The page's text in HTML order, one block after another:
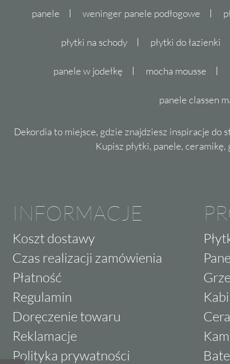
panele weninger panele podłogowe
płytki na schody płytki do łazienki
panele w jodełkę mocha mousse
panele classen
Dekordia to miejsce, gdzie znajdziesz inspiracje do
Kupisz płytki, panele,
INFORMACJE
Koszt dostawy
Czas realizacji zamówienia
Płatność
Regulamin
Doręczenie towaru
Reklamacje
Polityka prywatności